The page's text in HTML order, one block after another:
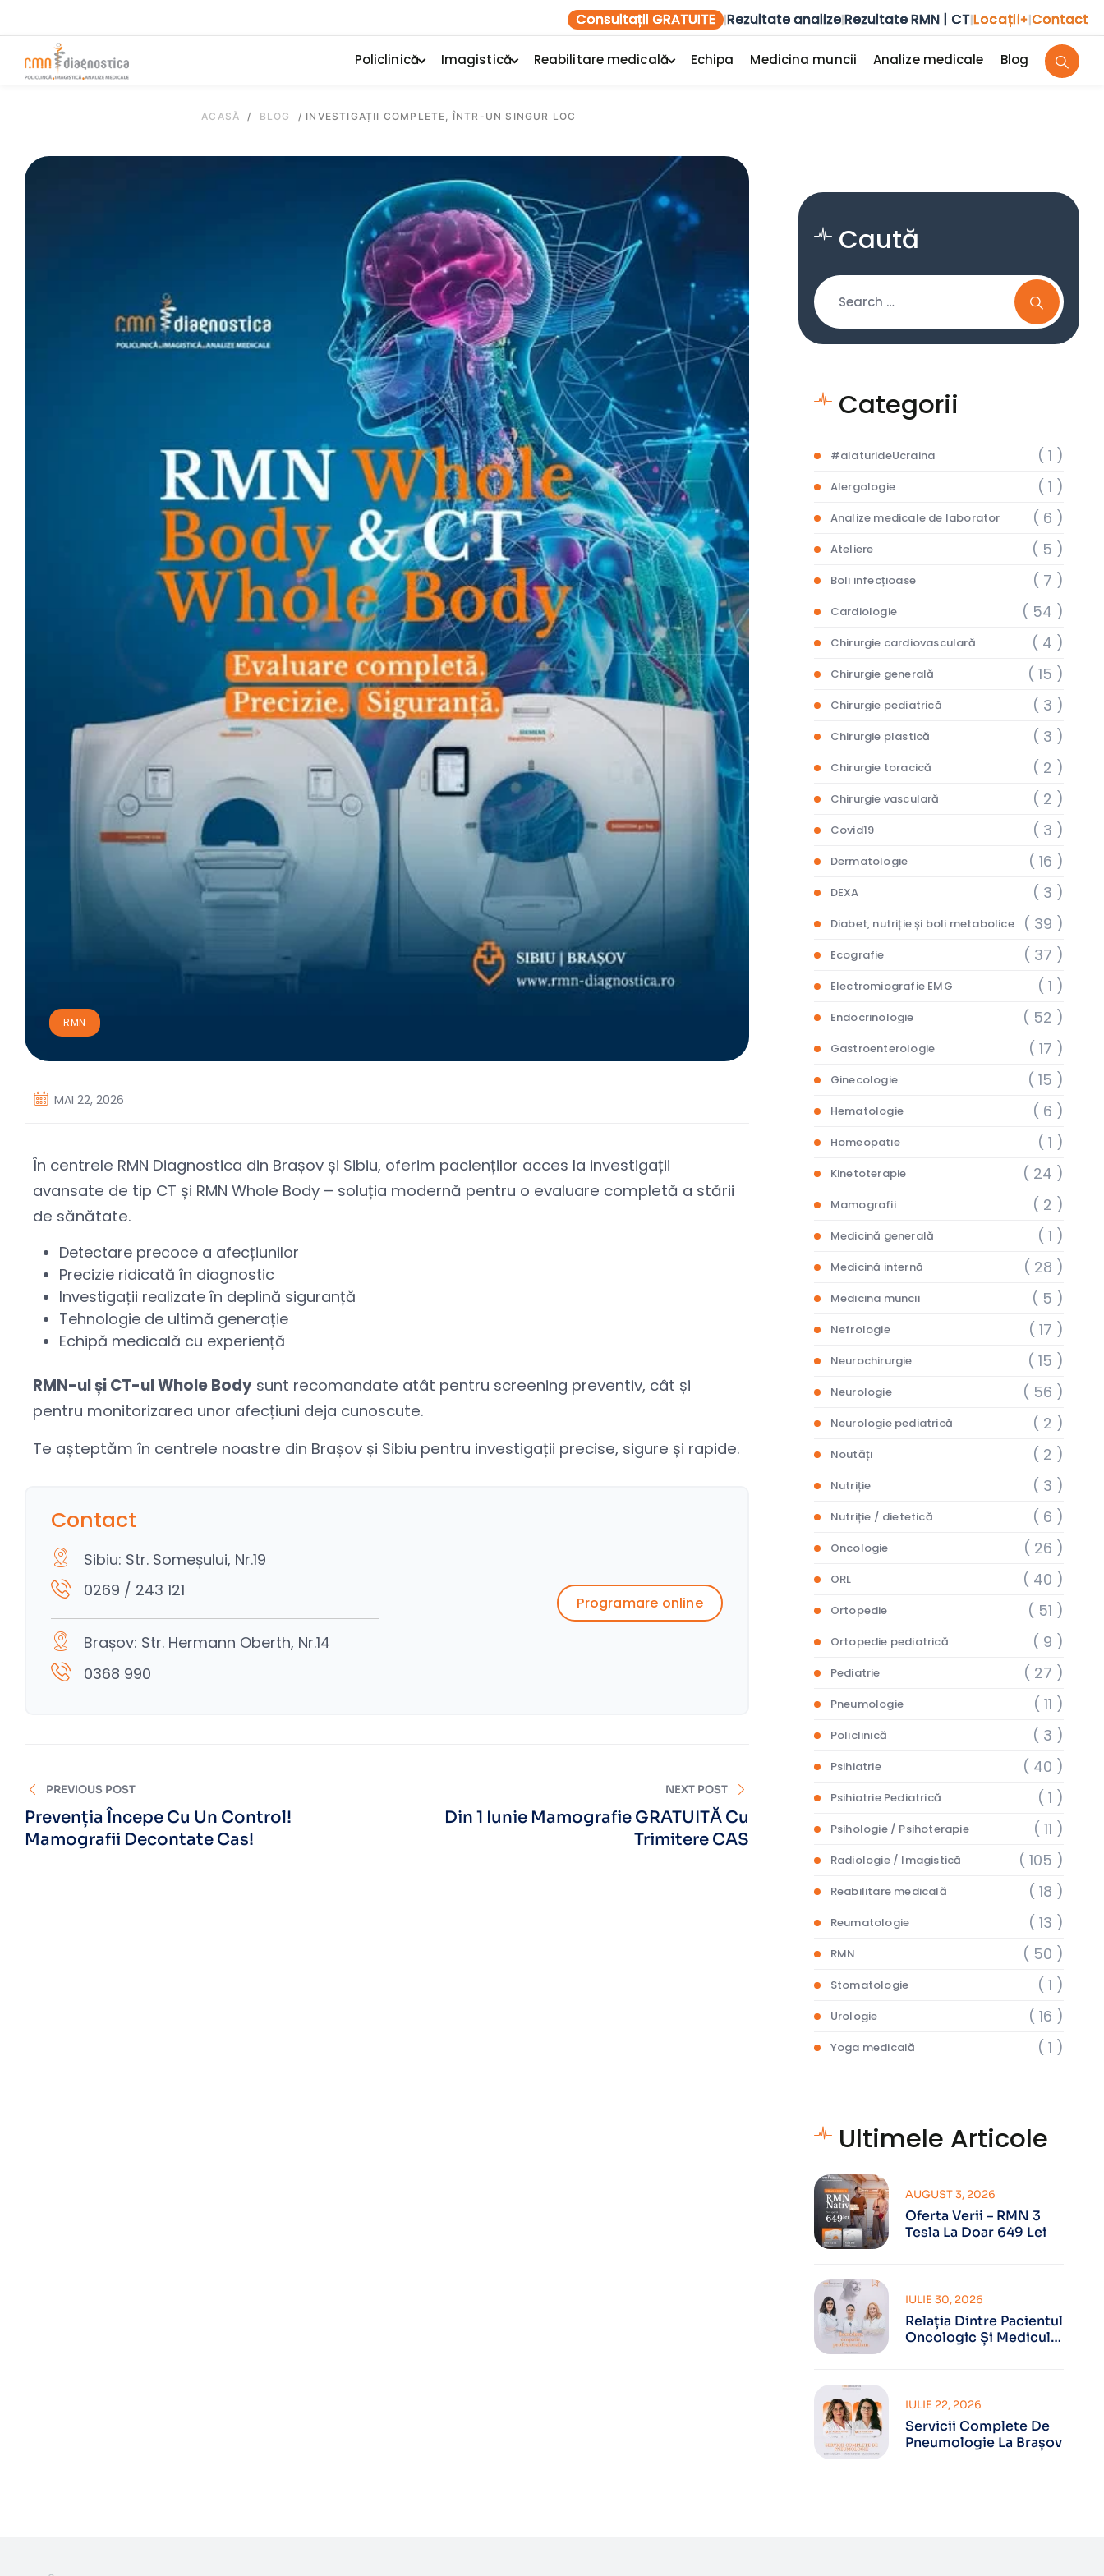
Consultații GRATUITE |Rezultate analize|Rezultate RMN | CT|Locații+|Contact
Policlinică Imagistică Reabilitare medicală Echipa Medicina muncii Analize medicale Blog
ACASĂ / BLOG / INVESTIGAȚII COMPLETE, ÎNTR-UN SINGUR LOC
RMN
MAI 22, 2026
În centrele RMN Diagnostica din Brașov și Sibiu, oferim pacienților acces la investigații
avansate de tip CT și RMN Whole Body – soluția modernă pentru o evaluare completă a stării
de sănătate.
Detectare precoce a afecțiunilor
Precizie ridicată în diagnostic
Investigații realizate în deplină siguranță
Tehnologie de ultimă generație
Echipă medicală cu experiență
RMN-ul și CT-ul Whole Body sunt recomandate atât pentru screening preventiv, cât și
pentru monitorizarea unor afecțiuni deja cunoscute.
Te așteptăm în centrele noastre din Brașov și Sibiu pentru investigații precise, sigure și rapide.
Contact
Sibiu: Str. Someșului, Nr.19
0269 / 243 121
Brașov: Str. Hermann Oberth, Nr.14
0368 990
Programare online
PREVIOUS POST
Prevenția Începe Cu Un Control!
Mamografii Decontate Cas!
NEXT POST
Din 1 Iunie Mamografie GRATUITĂ Cu
Trimitere CAS
Caută
Categorii
#alaturideUcraina ( 1 )
Alergologie ( 1 )
Analize medicale de laborator ( 6 )
Ateliere ( 5 )
Boli infecțioase ( 7 )
Cardiologie ( 54 )
Chirurgie cardiovasculară ( 4 )
Chirurgie generală ( 15 )
Chirurgie pediatrică ( 3 )
Chirurgie plastică ( 3 )
Chirurgie toracică ( 2 )
Chirurgie vasculară ( 2 )
Covid19 ( 3 )
Dermatologie ( 16 )
DEXA ( 3 )
Diabet, nutriție și boli metabolice ( 39 )
Ecografie ( 37 )
Electromiografie EMG ( 1 )
Endocrinologie ( 52 )
Gastroenterologie ( 17 )
Ginecologie ( 15 )
Hematologie ( 6 )
Homeopatie ( 1 )
Kinetoterapie ( 24 )
Mamografii ( 2 )
Medicină generală ( 1 )
Medicină internă ( 28 )
Medicina muncii ( 5 )
Nefrologie ( 17 )
Neurochirurgie ( 15 )
Neurologie ( 56 )
Neurologie pediatrică ( 2 )
Noutăți ( 2 )
Nutriție ( 3 )
Nutriție / dietetică ( 6 )
Oncologie ( 26 )
ORL ( 40 )
Ortopedie ( 51 )
Ortopedie pediatrică ( 9 )
Pediatrie ( 27 )
Pneumologie ( 11 )
Policlinică ( 3 )
Psihiatrie ( 40 )
Psihiatrie Pediatrică ( 1 )
Psihologie / Psihoterapie ( 11 )
Radiologie / Imagistică ( 105 )
Reabilitare medicală ( 18 )
Reumatologie ( 13 )
RMN ( 50 )
Stomatologie ( 1 )
Urologie ( 16 )
Yoga medicală ( 1 )
Ultimele Articole
Oferta Verii – RMN 3
Tesla La Doar 649 Lei
AUGUST 3, 2026
Relația Dintre Pacientul
Oncologic Și Medicul
IULIE 30, 2026
Servicii Complete De
Pneumologie La Brașov
IULIE 22, 2026